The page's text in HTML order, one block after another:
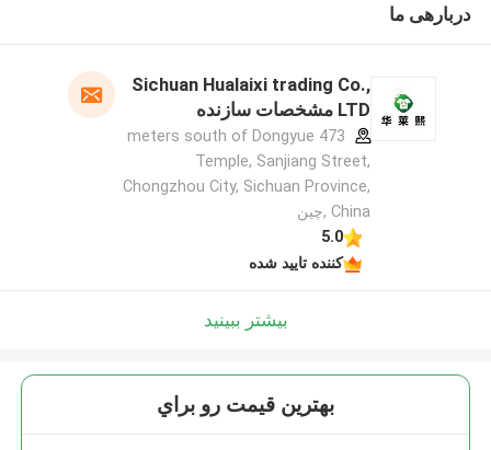
دربارهی ما
Sichuan Hualaixi trading Co.,
LTD مشخصات سازنده
473 meters south of Dongyue
Temple, Sanjiang Street,
Chongzhou City, Sichuan Province,
China ,چین
5.0
کننده تایید شده
بیشتر ببینید
بهترين قيمت رو براي